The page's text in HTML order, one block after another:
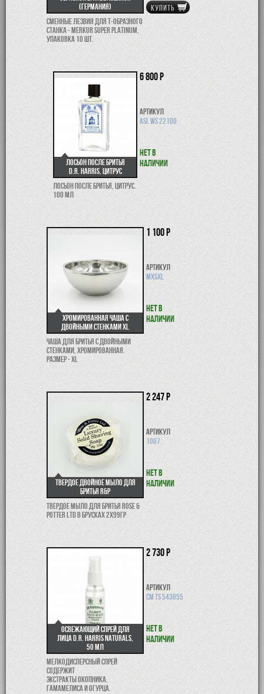
(Германия)
Сменные лезвия для Т-образного
станка - Merkur Super Platinum,
упаковка 10 шт.
КУПИТЬ
Лосьон после бритья
D.R. Harris, цитрус
Лосьон после бритья, цитрус.
100 мл
6 800 р
Артикул
ASL WS 22100
Нет в
наличии
Хромированная чаша с
двойными стенками XL
Чаша для бритья с двойными
стенками, хромированная.
Размер - XL
1 100 р
Артикул
MXSXL
Нет в
наличии
Твердое двойное мыло для
бритья R&P
Твердое мыло для бритья Rose &
Potter Ltd в брусках 2x99гр
2 247 р
Артикул
1007
Нет в
наличии
Освежающий спрей для
лица D.R. Harris Naturals,
50 мл
Мелкодисперсный спрей
содержит
экстракты окопника,
гамамелиса и огурца.
2 730 р
Артикул
CM TS 543055
Нет в
наличии